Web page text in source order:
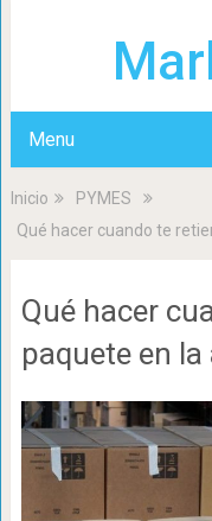
Menu
Inicio
PYMES
Qué hacer cuando te
Qué hacer
paquete en la